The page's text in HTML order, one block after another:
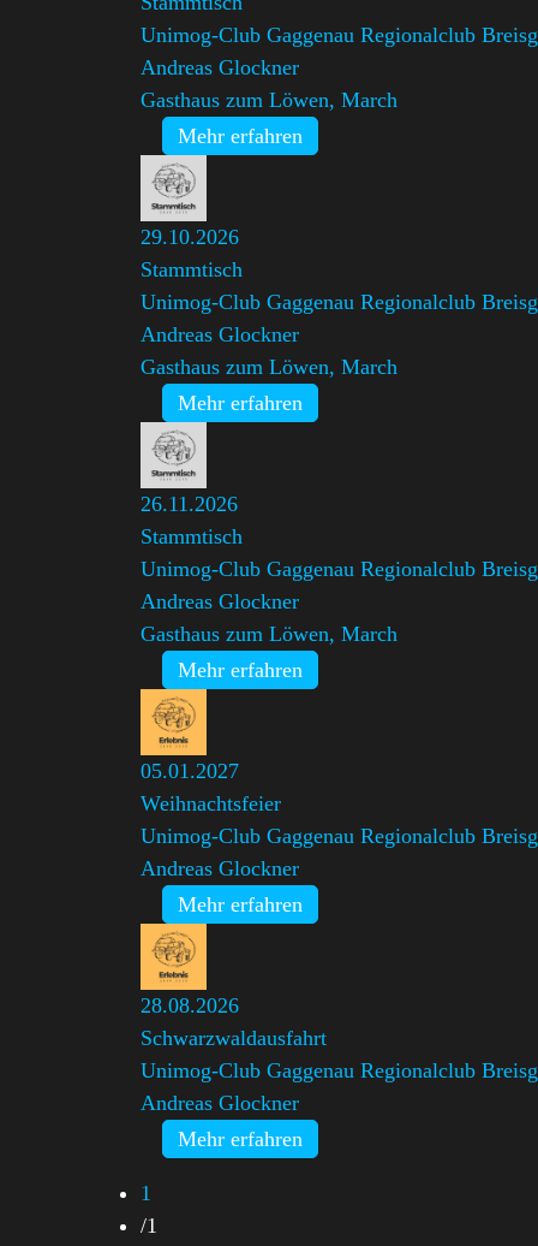
Unimog-Club Gaggenau Regionalclub
Andreas Glockner
Gasthaus zum Löwen, March
Mehr erfahren
29.10.2026
Stammtisch
Unimog-Club Gaggenau Regionalclub
Andreas Glockner
Gasthaus zum Löwen, March
Mehr erfahren
26.11.2026
Stammtisch
Unimog-Club Gaggenau Regionalclub
Andreas Glockner
Gasthaus zum Löwen, March
Mehr erfahren
05.01.2027
Weihnachtsfeier
Unimog-Club Gaggenau Regionalclub
Andreas Glockner
Mehr erfahren
28.08.2026
Schwarzwaldausfahrt
Unimog-Club Gaggenau Regionalclub
Andreas Glockner
Mehr erfahren
1
/1